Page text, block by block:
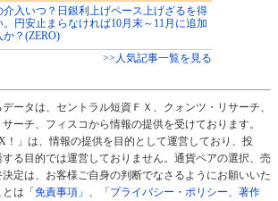
介入いつ？日銀利上げペース上げざるを得
。円安止まらなければ10月末～11月に追加
か？(ZERO)
>>人気記事一覧を見る
ータは、セントラル短資ＦＸ、クォンツ・リサーチ、
ーチ、フィスコから情報の提供を受けております。
！」は、情報の提供を目的として運営しており、投
る目的では運営しておりません。通貨ペアの選択、売
定は、お客様ご自身の判断でなさるようにお願いいた
とは 「免責事項」 、 「プライバシー・ポリシー、著作